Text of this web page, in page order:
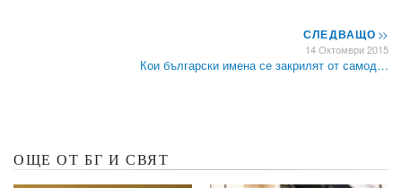
СЛЕДВАЩО>>
14 Октомври 2015
Кои български имена се закрилят от самод…
ОЩЕ ОТ БГ И СВЯТ